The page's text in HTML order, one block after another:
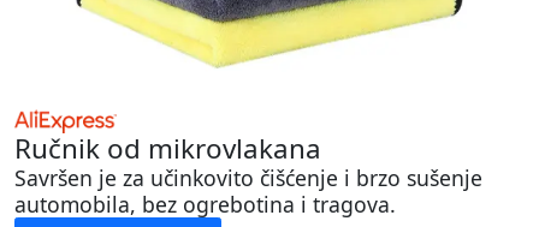
Ručnik od mikrovlakana
Savršen je za učinkovito čišćenje i brzo sušenje
automobila, bez ogrebotina i tragova.